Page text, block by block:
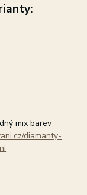
mix barev
diamanty-